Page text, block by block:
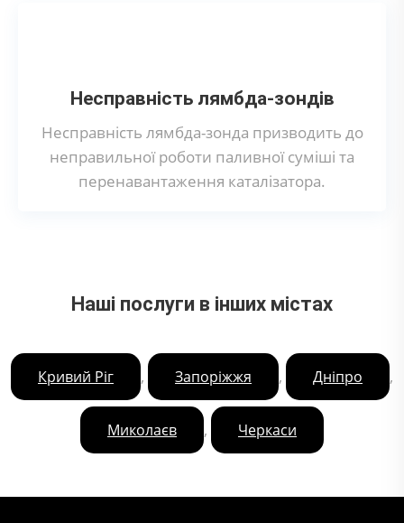
Несправність лямбда-зондів
Несправність лямбда-зонда призводить до
неправильної роботи паливної суміші та
перенавантаження каталізатора.
Наші послуги в інших містах
Кривий Ріг , Запоріжжя , Дніпро ,
Миколаєв , Черкаси